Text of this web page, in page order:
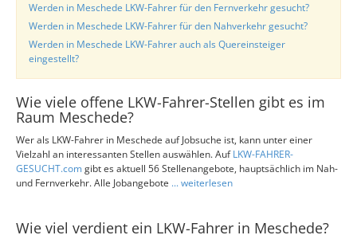
Werden in Meschede LKW-Fahrer für den Fernverkehr gesucht?
Werden in Meschede LKW-Fahrer für den Nahverkehr gesucht?
Werden in Meschede LKW-Fahrer auch als Quereinsteiger
eingestellt?
Wie viele offene LKW-Fahrer-Stellen gibt es im
Raum Meschede?
Wer als LKW-Fahrer in Meschede auf Jobsuche ist, kann unter einer
Vielzahl an interessanten Stellen auswählen. AufLKW-FAHRER-
GESUCHT.comgibt es aktuell 56 Stellenangebote, hauptsächlich im Nah-
und Fernverkehr. Alle Jobangebote ... weiterlesen
Wie viel verdient ein LKW-Fahrer in Meschede?